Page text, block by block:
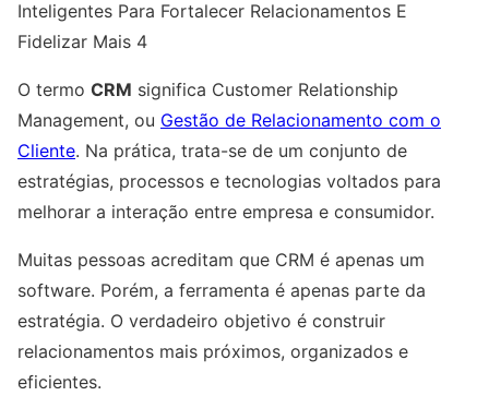
Inteligentes Para Fortalecer Relacionamentos E
Fidelizar Mais 4
O termo CRM significa Customer Relationship
Management, ou Gestão de Relacionamento com o
Cliente. Na prática, trata-se de um conjunto de
estratégias, processos e tecnologias voltados para
melhorar a interação entre empresa e consumidor.
Muitas pessoas acreditam que CRM é apenas um
software. Porém, a ferramenta é apenas parte da
estratégia. O verdadeiro objetivo é construir
relacionamentos mais próximos, organizados e
eficientes.